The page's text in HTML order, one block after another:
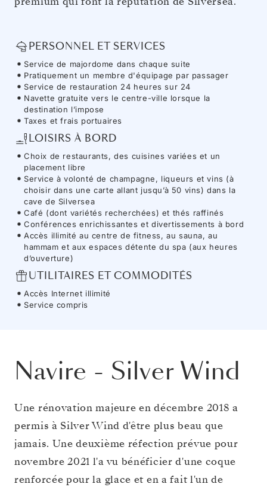
PERSONNEL ET SERVICES
Service de majordome dans chaque suite
Pratiquement un membre d'équipage par passager
Service de restauration 24 heures sur 24
Navette gratuite vers le centre-ville lorsque la
destination l’impose
Taxes et frais portuaires
LOISIRS À BORD
Choix de restaurants, des cuisines variées et un
placement libre
Service à volonté de champagne, liqueurs et vins (à
choisir dans une carte allant jusqu’à 50 vins) dans la
cave de Silversea
Café (dont variétés recherchées) et thés raffinés
Conférences enrichissantes et divertissements à bord
Accès illimité au centre de fitness, au sauna, au
hammam et aux espaces détente du spa (aux heures
d’ouverture)
UTILITAIRES ET COMMODITÉS
Accès Internet illimité
Service compris
Navire - Silver Wind
Une rénovation majeure en décembre 2018 a
permis à Silver Wind d'être plus beau que
jamais. Une deuxième réfection prévue pour
novembre 2021 l'a vu bénéficier d'une coque
renforcée pour la glace et en a fait l'un de